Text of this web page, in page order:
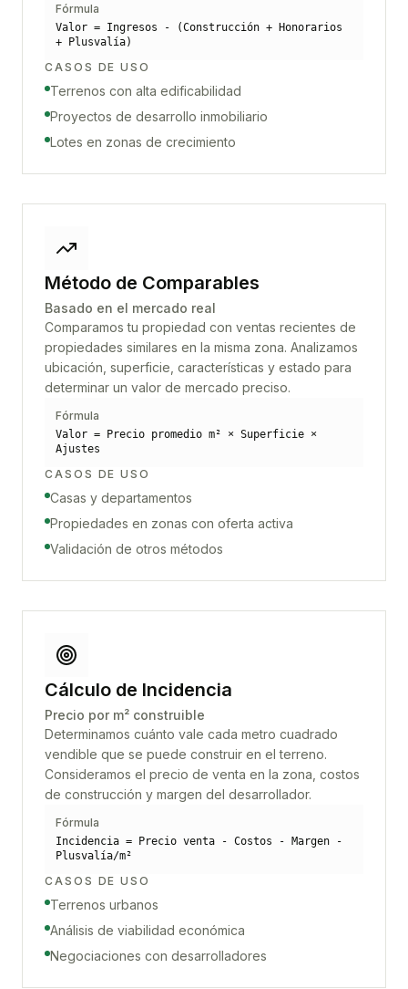
Fórmula
Valor = Ingresos - (Construcción + Honorarios
+ Plusvalía)
CASOS DE USO
Terrenos con alta edificabilidad
Proyectos de desarrollo inmobiliario
Lotes en zonas de crecimiento
Método de Comparables
Basado en el mercado real
Comparamos tu propiedad con ventas recientes de
propiedades similares en la misma zona. Analizamos
ubicación, superficie, características y estado para
determinar un valor de mercado preciso.
Fórmula
Valor = Precio promedio m² × Superficie ×
Ajustes
CASOS DE USO
Casas y departamentos
Propiedades en zonas con oferta activa
Validación de otros métodos
Cálculo de Incidencia
Precio por m² construible
Determinamos cuánto vale cada metro cuadrado
vendible que se puede construir en el terreno.
Consideramos el precio de venta en la zona, costos
de construcción y margen del desarrollador.
Fórmula
Incidencia = Precio venta - Costos - Margen -
Plusvalía/m²
CASOS DE USO
Terrenos urbanos
Análisis de viabilidad económica
Negociaciones con desarrolladores